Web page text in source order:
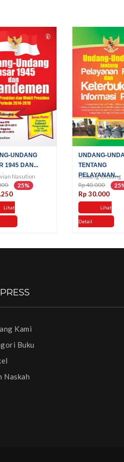
UNDANG
1945 DAN...
Nasution
25%
Lihat
UNDANG-
TENTANG
PELAYANAN...
Undang-Undang
Rp 40.000
Rp 30.000
Lihat
Detail
Kami
Buku
Naskah